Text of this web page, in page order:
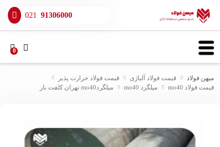
021 91306000
0
میهن فولاد قیمت فولاد آلیاژی
قیمت فولاد حرارت پذیر
قیمت فولاد mo40
میلگرد mo40 میلگردmo40 تهران کلفت بار